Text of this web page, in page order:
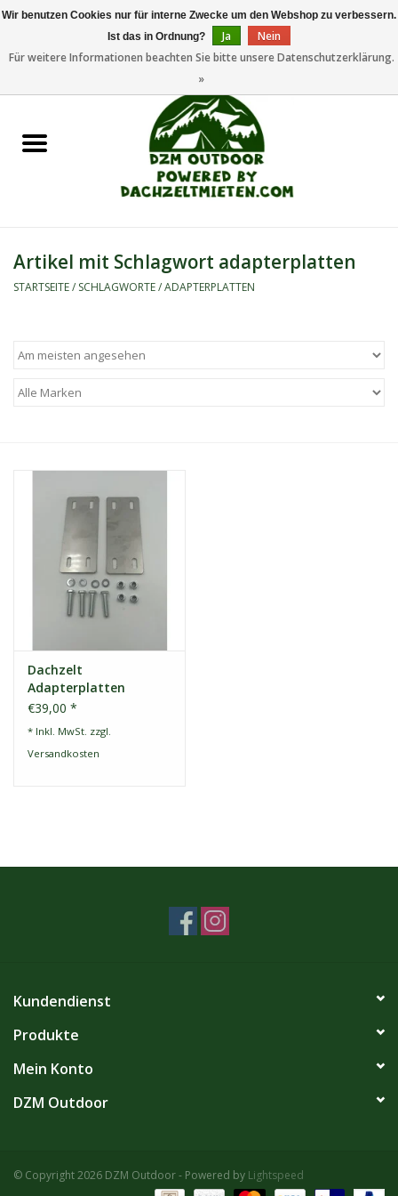
Dachzeltanhänger
Camping/Outdoor
Marken
Artikel mit Schlagwort adapterplatten
STARTSEITE/ SCHLAGWORTE/ADAPTERPLATTEN
Dachzelt
Adapterplatten
€39,00 *
* Inkl. MwSt. zzgl.
Versandkosten
Kundendienst
Produkte
Mein Konto
DZM Outdoor
© Copyright 2026 DZM Outdoor - Powered by Lightspeed
Wir benutzen Cookies nur für interne Zwecke um den Webshop zu verbessern.
Ist das in Ordnung?
Ja
Nein
Für weitere Informationen beachten Sie bitte unsere Datenschutzerklärung.
»